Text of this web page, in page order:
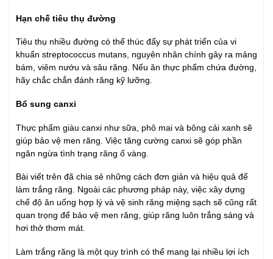
Hạn chế tiêu thụ đường
Tiêu thụ nhiều đường có thể thúc đẩy sự phát triển của vi
khuẩn streptococcus mutans, nguyên nhân chính gây ra mảng
bám, viêm nướu và sâu răng. Nếu ăn thực phẩm chứa đường,
hãy chắc chắn đánh răng kỹ lưỡng.
Bổ sung canxi
Thực phẩm giàu canxi như sữa, phô mai và bông cải xanh sẽ
giúp bảo vệ men răng. Việc tăng cường canxi sẽ góp phần
ngăn ngừa tình trạng răng ố vàng.
Bài viết trên đã chia sẻ những cách đơn giản và hiệu quả để
làm trắng răng. Ngoài các phương pháp này, việc xây dựng
chế độ ăn uống hợp lý và vệ sinh răng miệng sạch sẽ cũng rất
quan trọng để bảo vệ men răng, giúp răng luôn trắng sáng và
hơi thở thơm mát.
Làm trắng răng là một quy trình có thể mang lại nhiều lợi ích